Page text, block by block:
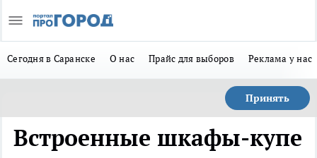
Сегодня в Саранске О нас Прайс для выборов Реклама у нас
Принять
Встроенные шкафы-купе